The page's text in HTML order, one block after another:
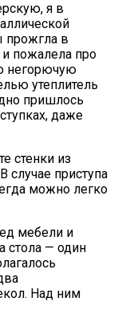
я в
прожгла в
и пожалела про
негорючую
утеплитель
пришлось
даже
стенки из
случае приступа
можно легко
мебели и
стола — один
Над ним